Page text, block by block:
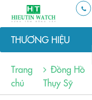
THƯƠNG HIỆU
Trang
chủ
Đồng Hồ
Thụy Sỹ